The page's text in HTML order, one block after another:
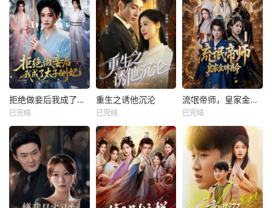
拒绝做妾后我成了太子侧妃
已完结
重生之诱他沉沦
已完结
流氓帝师，皇家金牌县令
已完结